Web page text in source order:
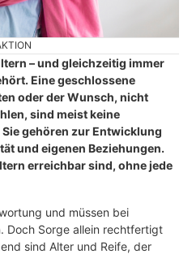
– und gleichzeitig immer
Eine geschlossene
oder der Wunsch, nicht
sind meist keine
gehören zur Entwicklung
und eigenen Beziehungen.
erreichbar sind, ohne jede
und müssen bei
Doch Sorge allein rechtfertigt
sind Alter und Reife, der